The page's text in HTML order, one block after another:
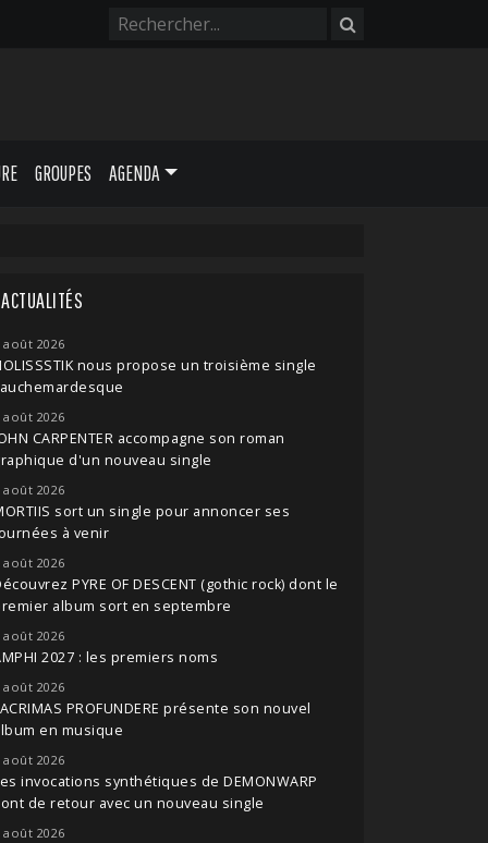
GROUPES AGENDA
ACTUALITÉS
août 2026
nous propose un troisième single
août 2026
CARPENTER accompagne son roman
d'un nouveau single
août 2026
sort un single pour annoncer ses
à venir
août 2026
PYRE OF DESCENT (gothic rock) dont le
album sort en septembre
août 2026
2027 : les premiers noms
août 2026
PROFUNDERE présente son nouvel
en musique
août 2026
invocations synthétiques de DEMONWARP
de retour avec un nouveau single
août 2026